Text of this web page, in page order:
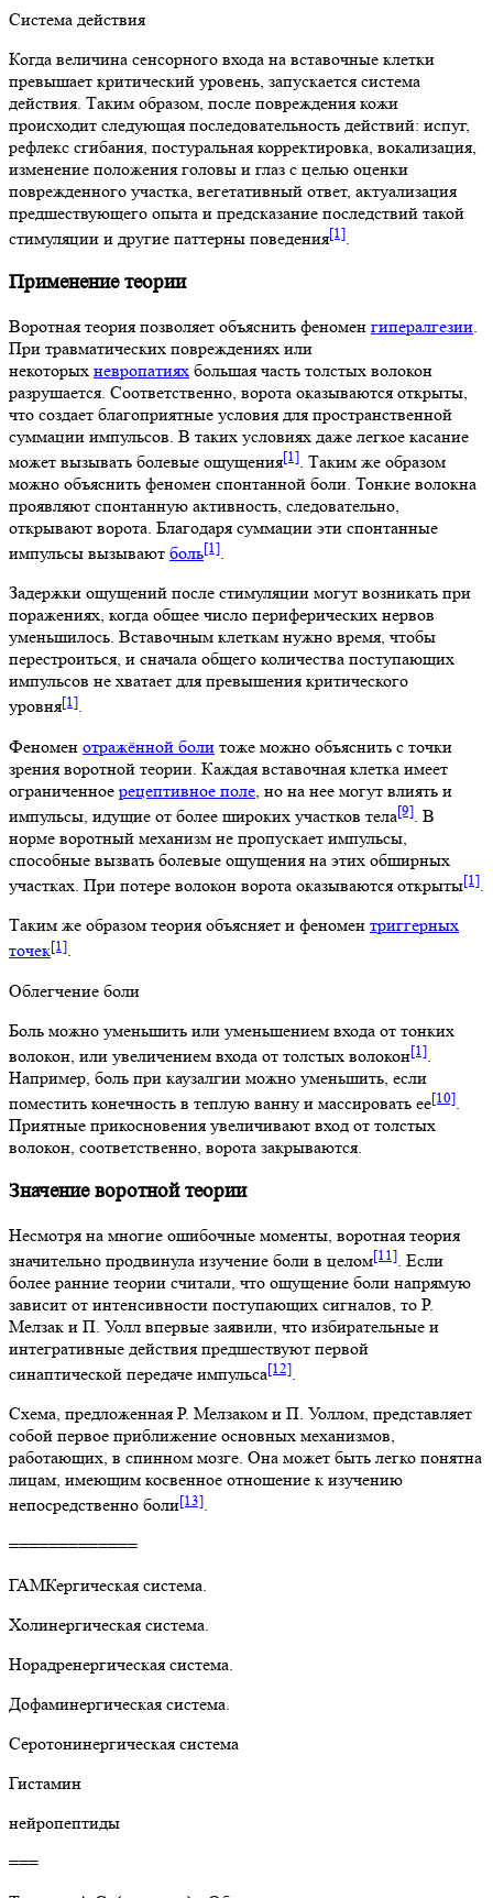
Система действия
Когда величина сенсорного входа на вставочные клетки
превышает критический уровень, запускается система
действия. Таким образом, после повреждения кожи
происходит следующая последовательность действий: испуг,
рефлекс сгибания, постуральная корректировка, вокализация,
изменение положения головы и глаз с целью оценки
поврежденного участка, вегетативный ответ, актуализация
предшествующего опыта и предсказание последствий такой
стимуляции и другие паттерны поведения[1].
Применение теории
Воротная теория позволяет объяснить феномен гипералгезии
При травматических повреждениях или
некоторых невропатиях большая часть толстых волокон
разрушается. Соответственно, ворота оказываются открыты,
что создает благоприятные условия для пространственной
суммации импульсов. В таких условиях даже легкое касание
может вызывать болевые ощущения[1]. Таким же образом
можно объяснить феномен спонтанной боли. Тонкие волокна
проявляют спонтанную активность, следовательно,
открывают ворота. Благодаря суммации эти спонтанные
импульсы вызывают боль[1].
Задержки ощущений после стимуляции могут возникать при
поражениях, когда общее число периферических нервов
уменьшилось. Вставочным клеткам нужно время, чтобы
перестроиться, и сначала общего количества поступающих
импульсов не хватает для превышения критического
уровня[1].
Феномен отражённой боли тоже можно объяснить с точки
зрения воротной теории. Каждая вставочная клетка имеет
ограниченное рецептивное поле , но на нее могут влиять и
импульсы, идущие от более широких участков тела[9]. В
норме воротный механизм не пропускает импульсы,
способные вызвать болевые ощущения на этих обширных
участках. При потере волокон ворота оказываются открыты[1].
Таким же образом теория объясняет и феномен триггерных
точек[1].
Облегчение боли
Боль можно уменьшить или уменьшением входа от тонких
волокон, или увеличением входа от толстых волокон[1].
Например, боль при каузалгии можно уменьшить, если
поместить конечность в теплую ванну и массировать ее[10].
Приятные прикосновения увеличивают вход от толстых
волокон, соответственно, ворота закрываются.
Значение воротной теории
Несмотря на многие ошибочные моменты, воротная теория
значительно продвинула изучение боли в целом[11]. Если
более ранние теории считали, что ощущение боли напрямую
зависит от интенсивности поступающих сигналов, то Р.
Мелзак и П. Уолл впервые заявили, что избирательные и
интегративные действия предшествуют первой
синаптической передаче импульса[12].
Схема, предложенная Р. Мелзаком и П. Уоллом, представляет
собой первое приближение основных механизмов,
работающих, в спинном мозге. Она может быть легко понятна
лицам, имеющим косвенное отношение к изучению
непосредственно боли[13].
=============
ГАМКергическая система.
Холинергическая система.
Норадренергическая система.
Дофаминергическая система.
Серотонинергическая система
Гистамин
нейропептиды
===